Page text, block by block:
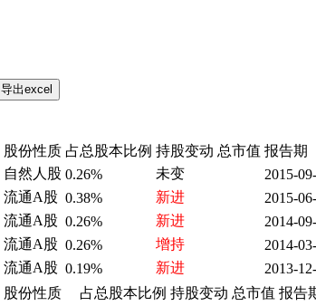
股份性质 占总股本比例 持股变动 总市值 报告期
自然人股 0.26% 未变
2015-
流通A股 0.38% 新进
2015-
流通A股 0.26% 新进
2014-
流通A股 0.26% 增持
2014-
流通A股 0.19% 新进
2013-
股份性质 占总股本比例 持股变动 总市值 报告